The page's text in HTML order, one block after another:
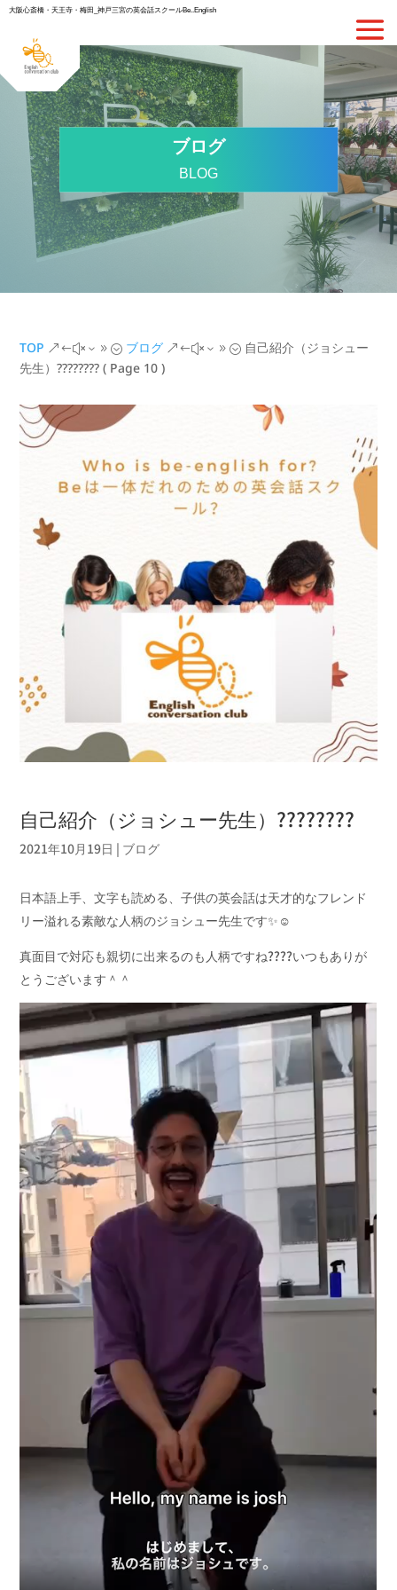
大阪心斎橋・天王寺・梅田_神戸三宮の英会話スクールBe..English
ブログ
BLOG
TOP &#x39; ブログ &#x39; 自己紹介（ジョシュー
先生）???????? ( Page 10 )
自己紹介（ジョシュー先生）????????
2021年10月19日 | ブログ
日本語上手、文字も読める、子供の英会話は天才的なフレンド
リー溢れる素敵な人柄のジョシュー先生です✨☺️
真面目で対応も親切に出来るのも人柄ですね????いつもありが
とうございます＾＾